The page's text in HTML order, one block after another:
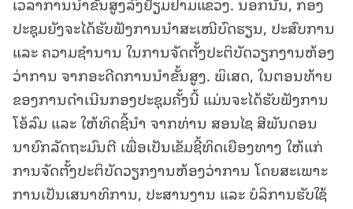
ປະຊຸມຍັງຈະໄດ້ຮັບຟັງການນຳສະເໜີບົດຮຽນ, ປະສົບການ
ແລະ ຄວາມຊຳນານ ໃນການຈັດຕັ້ງປະຕິບັດວຽກງານຫ້ອງ
ວ່າການ ຈາກອະດີດການນຳຂັ້ນສູງ. ພິເສດ, ໃນຕອນທ້າຍ
ຂອງການດໍາເນີນກອງປະຊຸມຄັ້ງນີ້ ແມ່ນຈະໄດ້ຮັບຟັງການ
ໂອ້ລົມ ແລະ ໃຫ້ທິດຊີ້ນຳ ຈາກທ່ານ ສອນໄຊ ສີພັນດອນ
ນາຍົກລັດຖະມົນຕີ ເພື່ອເປັນເຂັມຊີ້ທິດເຍືອງທາງ ໃຫ້ແກ່
ການຈັດຕັ້ງປະຕິບັດວຽກງານຫ້ອງວ່າການ ໂດຍສະເພາະ
ການເປັນເສນາທິການ, ປະສານງານ ແລະ ບໍລິການຮັບໃຊ້